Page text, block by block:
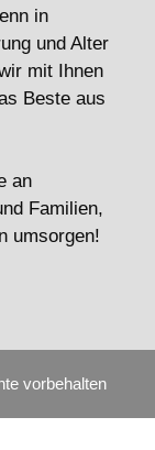
in
und Alter
mit Ihnen
Beste aus
an
Familien,
umsorgen!
vorbehalten